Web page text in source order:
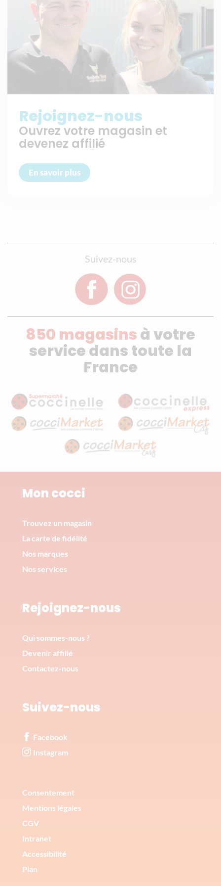
Rejoignez-nous
Ouvrez votre magasin et
devenez affilié
En savoir plus
Suivez-nous
850 magasinsà votre
service dans toute la
France
Mon cocci
Trouvez un magasin
La carte de fidélité
Nos marques
Nos services
Rejoignez-nous
Qui sommes-nous ?
Devenir affilié
Contactez-nous
Suivez-nous
Facebook
Instagram
Corporate
Consentement
Mentions légales
CGV
Intranet
Accessibilité
Plan